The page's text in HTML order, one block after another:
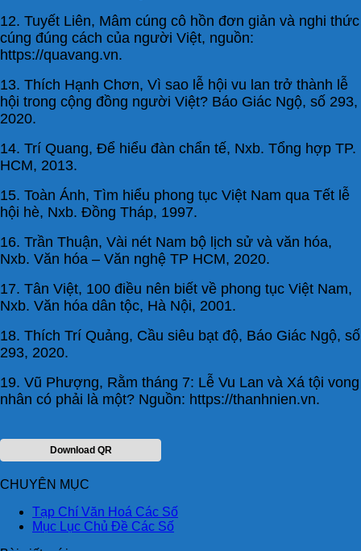
12. Tuyết Liên, Mâm cúng cô hồn đơn giản và nghi thức
cúng đúng cách của người Việt, nguồn:
https://quavang.vn.
13. Thích Hạnh Chơn, Vì sao lễ hội vu lan trở thành lễ
hội trong cộng đồng người Việt? Báo Giác Ngộ, số 293,
2020.
14. Trí Quang, Để hiểu đàn chẩn tế, Nxb. Tổng hợp TP.
HCM, 2013.
15. Toàn Ánh, Tìm hiểu phong tục Việt Nam qua Tết lễ
hội hè, Nxb. Đồng Tháp, 1997.
16. Trần Thuận, Vài nét Nam bộ lịch sử và văn hóa,
Nxb. Văn hóa – Văn nghệ TP HCM, 2020.
17. Tân Việt, 100 điều nên biết về phong tục Việt Nam,
Nxb. Văn hóa dân tộc, Hà Nội, 2001.
18. Thích Trí Quảng, Cầu siêu bạt độ, Báo Giác Ngộ, số
293, 2020.
19. Vũ Phượng, Rằm tháng 7: Lễ Vu Lan và Xá tội vong
nhân có phải là một? Nguồn: https://thanhnien.vn.
Download QR
CHUYÊN MỤC
Tạp Chí Văn Hoá Các Số
Mục Lục Chủ Đề Các Số